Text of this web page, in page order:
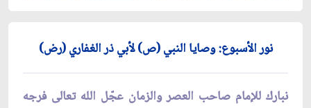
نور الأسبوع: وصايا النبي (ص) لأبي ذر الغفاري (رض)
نبارك للإمام صاحب العصر والزمان عجّل الله تعالى فرجه